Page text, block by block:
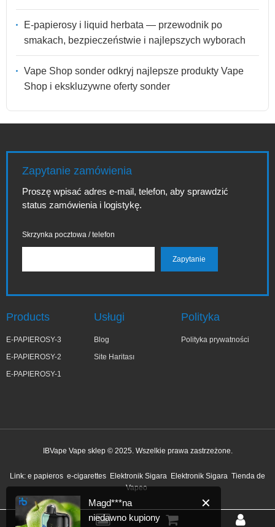
E-papierosy i liquid herbata — przewodnik po
smakach, bezpieczeństwie i najlepszych wyborach
Vape Shop sonder odkryj najlepsze produkty Vape
Shop i ekskluzywne oferty sonder
Zapytanie zamówienia
Proszę wpisać adres e-mail, telefon, aby sprawdzić
status zamówienia i logistykę.
Skrzynka pocztowa / telefon
Products
E-PAPIEROSY-3
E-PAPIEROSY-2
E-PAPIEROSY-1
Usługi
Blog
Site Haritası
Polityka
Polityka prywatności
IBVape Vape sklep © 2025. Wszelkie prawa zastrzeżone.
Link: e papieros e-cigarettes Elektronik Sigara Elektronik Sigara Tienda de
Vapeo
niedawno kupiony
53 minut temu